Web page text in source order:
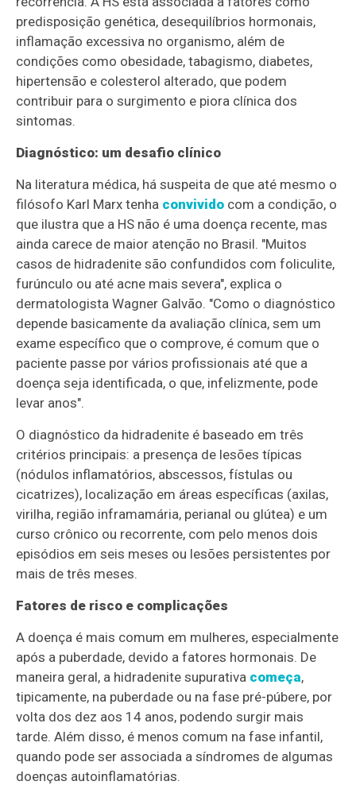
predisposição genética, desequilíbrios hormonais,
inflamação excessiva no organismo, além de
condições como obesidade, tabagismo, diabetes,
hipertensão e colesterol alterado, que podem
contribuir para o surgimento e piora clínica dos
sintomas.
Diagnóstico: um desafio clínico
Na literatura médica, há suspeita de que até mesmo o
filósofo Karl Marx tenha convivido com a condição, o
que ilustra que a HS não é uma doença recente, mas
ainda carece de maior atenção no Brasil. "Muitos
casos de hidradenite são confundidos com foliculite,
furúnculo ou até acne mais severa", explica o
dermatologista Wagner Galvão. "Como o diagnóstico
depende basicamente da avaliação clínica, sem um
exame específico que o comprove, é comum que o
paciente passe por vários profissionais até que a
doença seja identificada, o que, infelizmente, pode
levar anos".
O diagnóstico da hidradenite é baseado em três
critérios principais: a presença de lesões típicas
(nódulos inflamatórios, abscessos, fístulas ou
cicatrizes), localização em áreas específicas (axilas,
virilha, região inframamária, perianal ou glútea) e um
curso crônico ou recorrente, com pelo menos dois
episódios em seis meses ou lesões persistentes por
mais de três meses.
Fatores de risco e complicações
A doença é mais comum em mulheres, especialmente
após a puberdade, devido a fatores hormonais. De
maneira geral, a hidradenite supurativa começa,
tipicamente, na puberdade ou na fase pré-púbere, por
volta dos dez aos 14 anos, podendo surgir mais
tarde. Além disso, é menos comum na fase infantil,
quando pode ser associada a síndromes de algumas
doenças autoinflamatórias.